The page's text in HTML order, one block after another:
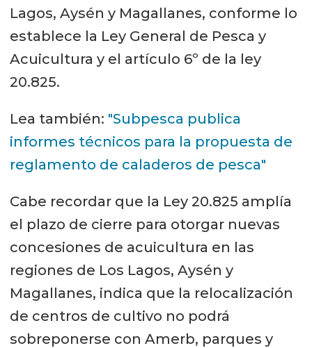
Lagos, Aysén y Magallanes, conforme lo
establece la Ley General de Pesca y
Acuicultura y el artículo 6º de la ley
20.825.
Lea también: "Subpesca publica
informes técnicos para la propuesta de
reglamento de caladeros de pesca"
Cabe recordar que la Ley 20.825 amplía
el plazo de cierre para otorgar nuevas
concesiones de acuicultura en las
regiones de Los Lagos, Aysén y
Magallanes, indica que la relocalización
de centros de cultivo no podrá
sobreponerse con Amerb, parques y